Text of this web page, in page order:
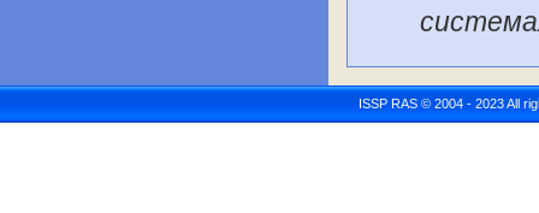
ISSP RAS © 2004 - 2023 All